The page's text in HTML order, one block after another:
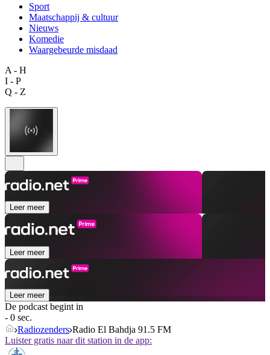
Sport
Maatschappij & cultuur
Nieuws
Komedie
Waargebeurde misdaad
A - H
I - P
Q - Z
Leer meer
Leer meer
Leer meer
De podcast begint in
- 0 sec.
Radiozenders Radio El Bahdja 91.5 FM
Luister gratis naar dit station in de app: